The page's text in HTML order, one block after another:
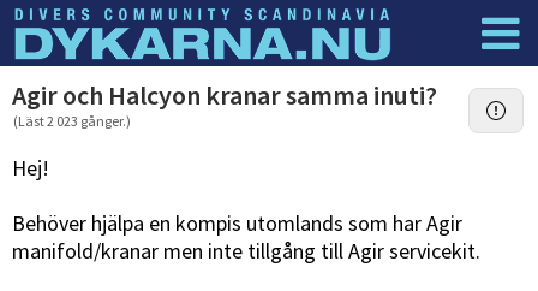
Dyknyheter Logga in
Agir och Halcyon kranar samma inuti?
(Läst 2 023 gånger.)
Hej!
Behöver hjälpa en kompis utomlands som har Agir
manifold/kranar men inte tillgång till Agir servicekit.